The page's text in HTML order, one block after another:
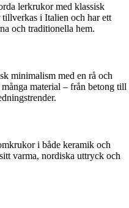
lerkrukor med klassisk
i Italien och har ett
och traditionella hem.
minimalism med en rå och
material – från betong till
i både keramik och
varma, nordiska uttryck och